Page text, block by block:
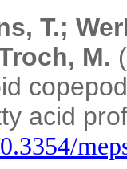
T.;
M.
acid